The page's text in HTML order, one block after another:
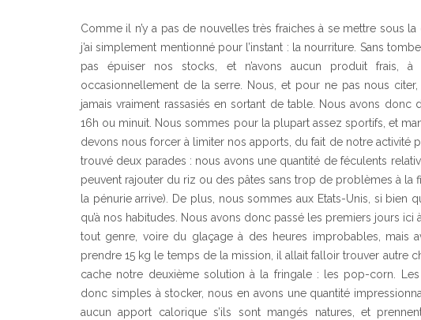
Comme il n’y a pas de nouvelles très fraiches à se mettre sous
j’ai simplement mentionné pour l’instant : la nourriture. Sans
pas épuiser nos stocks, et n’avons aucun produit frais,
occasionnellement de la serre. Nous, et pour ne pas nous
jamais vraiment rassasiés en sortant de table. Nous avons
16h ou minuit. Nous sommes pour la plupart assez sportifs, et
devons nous forcer à limiter nos apports, du fait de notre activité
trouvé deux parades : nous avons une quantité de féculents
peuvent rajouter du riz ou des pâtes sans trop de problèmes à la
la pénurie arrive). De plus, nous sommes aux Etats-Unis, si bien
qu’à nos habitudes. Nous avons donc passé les premiers jours
tout genre, voire du glaçage à des heures improbables, mais
prendre 15 kg le temps de la mission, il allait falloir trouver autre
cache notre deuxième solution à la fringale : les pop-corn.
donc simples à stocker, nous en avons une quantité
aucun apport calorique s’ils sont mangés natures, et